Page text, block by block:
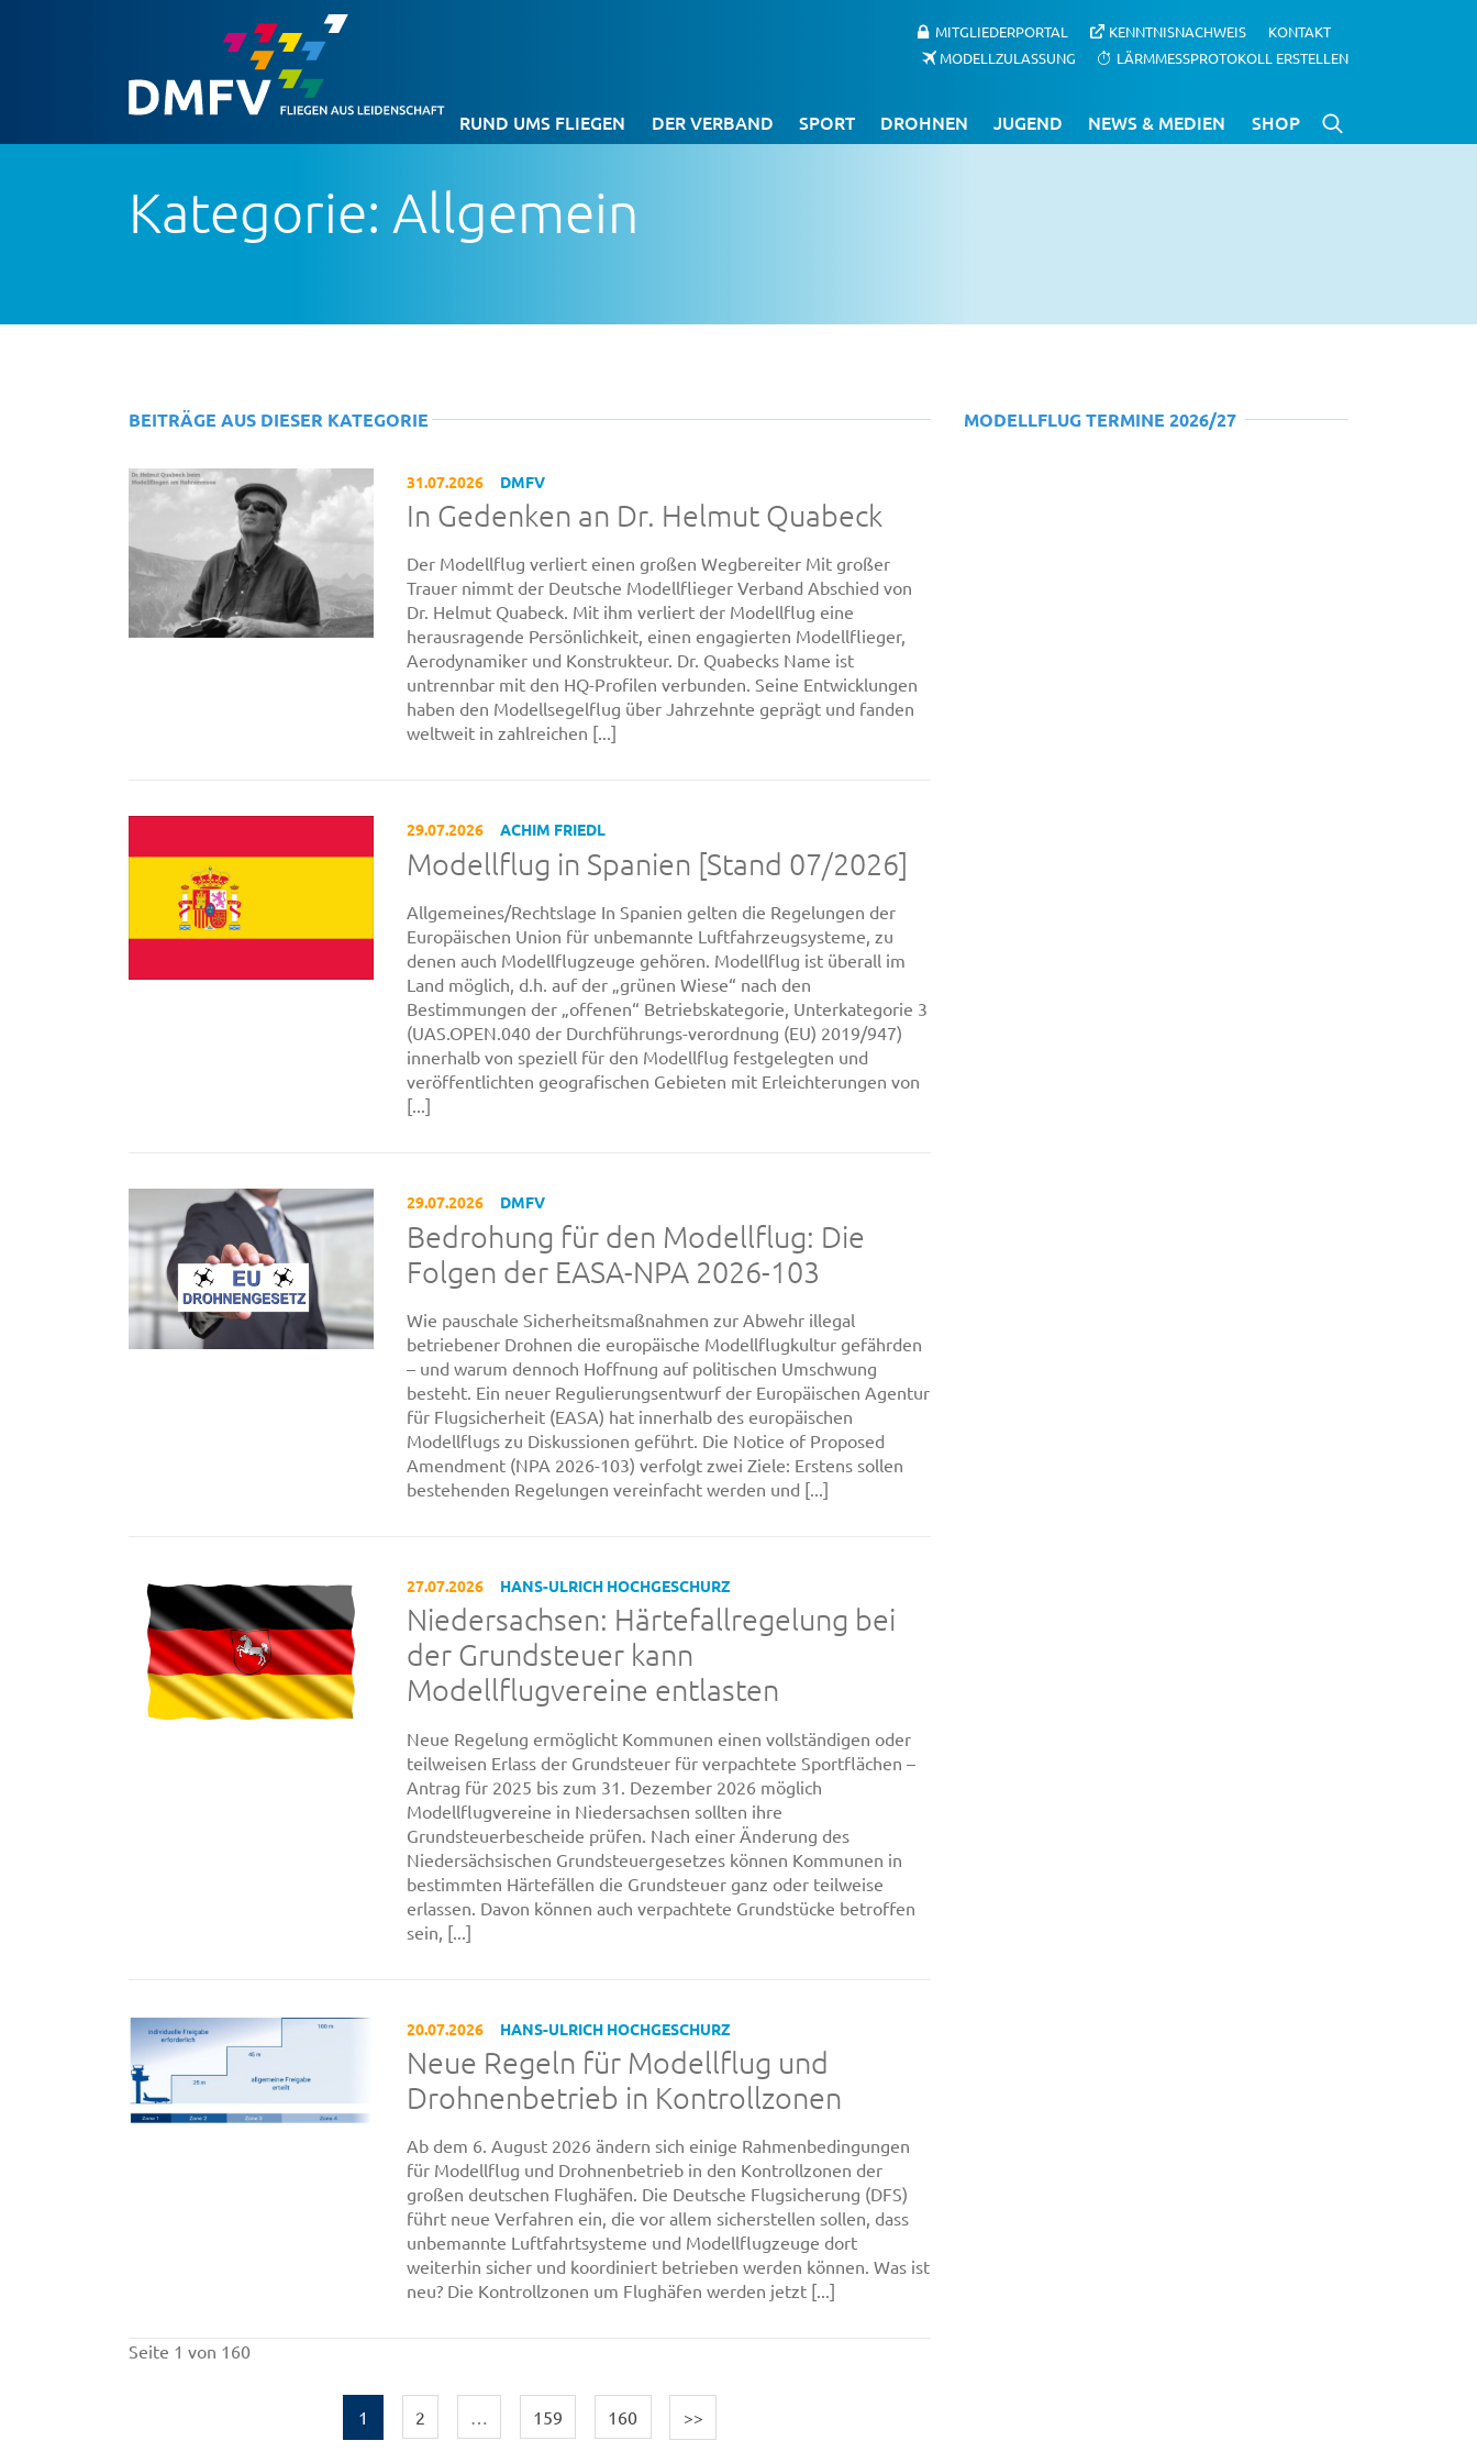
MITGLIEDERPORTAL KENNTNISNACHWEIS
KONTAKT
MODELLZULASSUNG
LÄRMMESSPROTOKOLL ERSTELLEN
RUND UMS FLIEGEN DER VERBAND SPORT DROHNEN JUGEND NEWS & MEDIEN SHOP
Kategorie: Allgemein
BEITRÄGE AUS DIESER KATEGORIE
31.07.2026 DMFV
In Gedenken an Dr. Helmut Quabeck
Der Modellflug verliert einen großen Wegbereiter Mit großer
Trauer nimmt der Deutsche Modellflieger Verband Abschied von
Dr. Helmut Quabeck. Mit ihm verliert der Modellflug eine
herausragende Persönlichkeit, einen engagierten Modellflieger,
Aerodynamiker und Konstrukteur. Dr. Quabecks Name ist
untrennbar mit den HQ-Profilen verbunden. Seine Entwicklungen
haben den Modellsegelflug über Jahrzehnte geprägt und fanden
weltweit in zahlreichen [...]
29.07.2026 ACHIM FRIEDL
Modellflug in Spanien [Stand 07/2026]
Allgemeines/Rechtslage In Spanien gelten die Regelungen der
Europäischen Union für unbemannte Luftfahrzeugsysteme, zu
denen auch Modellflugzeuge gehören. Modellflug ist überall im
Land möglich, d.h. auf der „grünen Wiese“ nach den
Bestimmungen der „offenen“ Betriebskategorie, Unterkategorie 3
(UAS.OPEN.040 der Durchführungs-verordnung (EU) 2019/947)
innerhalb von speziell für den Modellflug festgelegten und
veröffentlichten geografischen Gebieten mit Erleichterungen von
[...]
29.07.2026 DMFV
Bedrohung für den Modellflug: Die
Folgen der EASA-NPA 2026-103
Wie pauschale Sicherheitsmaßnahmen zur Abwehr illegal
betriebener Drohnen die europäische Modellflugkultur gefährden
– und warum dennoch Hoffnung auf politischen Umschwung
besteht. Ein neuer Regulierungsentwurf der Europäischen Agentur
für Flugsicherheit (EASA) hat innerhalb des europäischen
Modellflugs zu Diskussionen geführt. Die Notice of Proposed
Amendment (NPA 2026-103) verfolgt zwei Ziele: Erstens sollen
bestehenden Regelungen vereinfacht werden und [...]
27.07.2026 HANS-ULRICH HOCHGESCHURZ
Niedersachsen: Härtefallregelung bei
der Grundsteuer kann
Modellflugvereine entlasten
Neue Regelung ermöglicht Kommunen einen vollständigen oder
teilweisen Erlass der Grundsteuer für verpachtete Sportflächen –
Antrag für 2025 bis zum 31. Dezember 2026 möglich
Modellflugvereine in Niedersachsen sollten ihre
Grundsteuerbescheide prüfen. Nach einer Änderung des
Niedersächsischen Grundsteuergesetzes können Kommunen in
bestimmten Härtefällen die Grundsteuer ganz oder teilweise
erlassen. Davon können auch verpachtete Grundstücke betroffen
sein, [...]
20.07.2026 HANS-ULRICH HOCHGESCHURZ
Neue Regeln für Modellflug und
Drohnenbetrieb in Kontrollzonen
Ab dem 6. August 2026 ändern sich einige Rahmenbedingungen
für Modellflug und Drohnenbetrieb in den Kontrollzonen der
großen deutschen Flughäfen. Die Deutsche Flugsicherung (DFS)
führt neue Verfahren ein, die vor allem sicherstellen sollen, dass
unbemannte Luftfahrtsysteme und Modellflugzeuge dort
weiterhin sicher und koordiniert betrieben werden können. Was ist
neu? Die Kontrollzonen um Flughäfen werden jetzt [...]
Seite 1 von 160
1 2 … 159 160 >>
MODELLFLUG TERMINE 2026/27